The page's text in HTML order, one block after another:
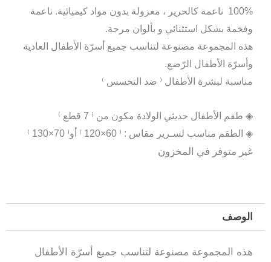
%100 ناعمة كالحرير ، مغزولة بدون مواد كيميائية. ناعمة
وفخمة بشكل استثنائي و بألوان مرحة.
هذه المجموعة مصنوعة لتناسب جميع أسرّة الأطفال العادية
وأسرّة الأطفال الرّضع.
مناسبة لبشرة الأطفال ⁽ ضد التحسس ⁾
◈ طقم الأطفال حديثي الولادة مكون من ⁽ 7 قطع ⁾
◈ الطقم مناسب لسـرير مقاس : ⁽ 60×120 ⁾ أو⁽ 70×130 ⁾
غير متوفر في المخزون
الوصف
هذه المجموعة مصنوعة لتناسب جميع أسرّة الأطفال